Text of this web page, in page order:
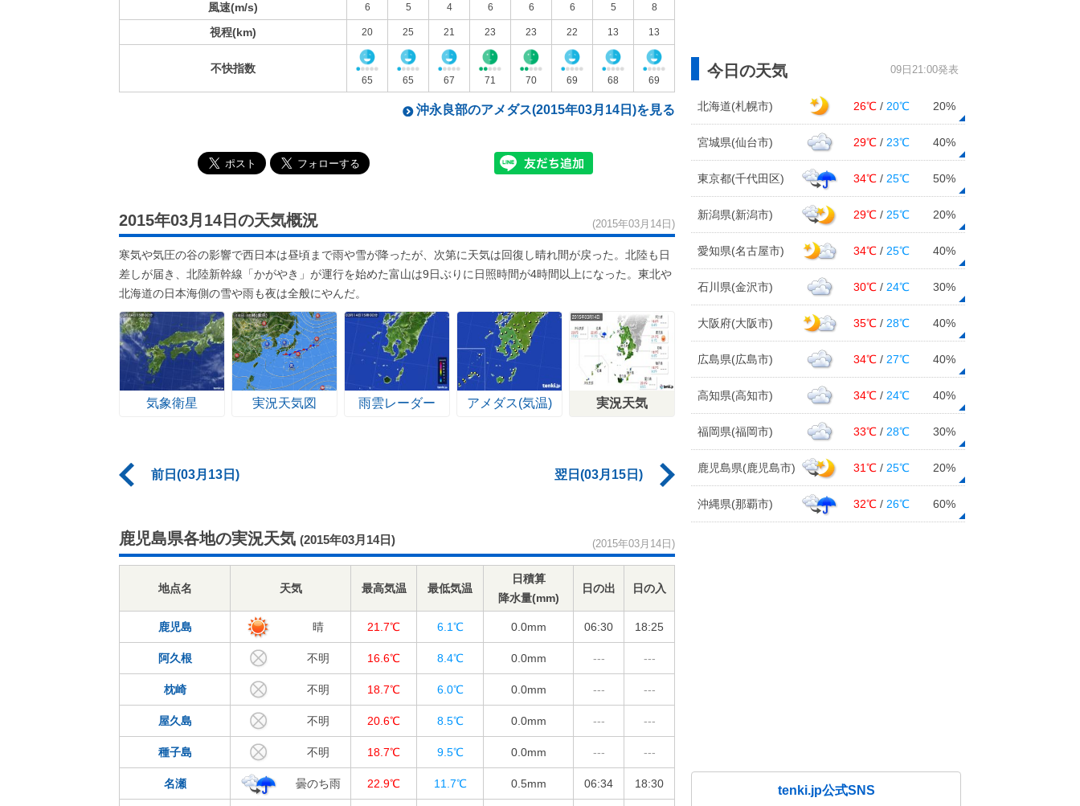
風速(m/s) 6 5 4 6 6 6 5 8
視程(km) 20 25 21 23 23 22 13 13
不快指数
65 65 67 71 70 69 68 69
沖永良部のアメダス(2015年03月14日)を見る
2015年03月14日の天気概況 (2015年03月14日)
寒気や気圧の谷の影響で西日本は昼頃まで雨や雪が降ったが、次第に天気は回復し晴れ間が戻った。北陸も日
差しが届き、北陸新幹線「かがやき」が運行を始めた富山は9日ぶりに日照時間が4時間以上になった。東北や
北海道の日本海側の雪や雨も夜は全般にやんだ。
気象衛星 実況天気図 雨雲レーダー アメダス(気温) 実況天気
前日(03月13日) 翌日(03月15日)
鹿児島県各地の実況天気 (2015年03月14日) (2015年03月14日)
地点名 天気 最高気温 最低気温
日積算
降水量(mm)
日の出 日の入
鹿児島 晴 21.7℃ 6.1℃ 0.0mm 06:30 18:25
阿久根 不明 16.6℃ 8.4℃ 0.0mm --- ---
枕崎 不明 18.7℃ 6.0℃ 0.0mm --- ---
屋久島 不明 20.6℃ 8.5℃ 0.0mm --- ---
種子島 不明 18.7℃ 9.5℃ 0.0mm --- ---
名瀬 曇のち雨 22.9℃ 11.7℃ 0.5mm 06:34 18:30
今日の天気 09日21:00発表
北海道(札幌市) 26℃ / 20℃ 20%
宮城県(仙台市) 29℃ / 23℃ 40%
東京都(千代田区) 34℃ / 25℃ 50%
新潟県(新潟市) 29℃ / 25℃ 20%
愛知県(名古屋市) 34℃ / 25℃ 40%
石川県(金沢市) 30℃ / 24℃ 30%
大阪府(大阪市) 35℃ / 28℃ 40%
広島県(広島市) 34℃ / 27℃ 40%
高知県(高知市) 34℃ / 24℃ 40%
福岡県(福岡市) 33℃ / 28℃ 30%
鹿児島県(鹿児島市) 31℃ / 25℃ 20%
沖縄県(那覇市) 32℃ / 26℃ 60%
tenki.jp公式SNS